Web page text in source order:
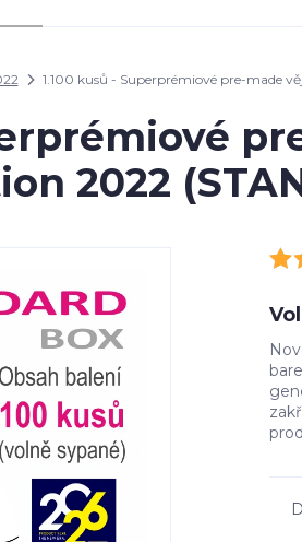
1.100 kusů - Superprémiové pre-made
2022